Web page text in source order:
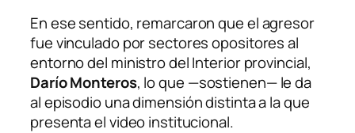
En ese sentido, remarcaron que el agresor
fue vinculado por sectores opositores al
entorno del ministro del Interior provincial,
Darío Monteros, lo que —sostienen— le da
al episodio una dimensión distinta a la que
presenta el video institucional.